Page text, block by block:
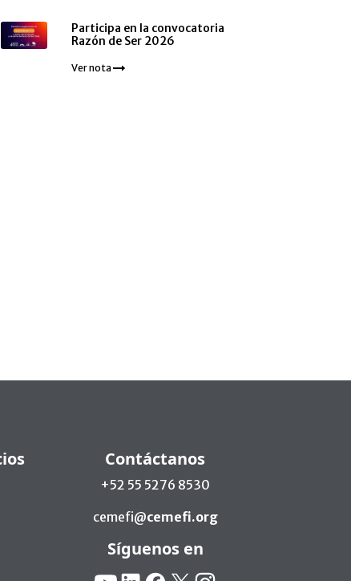
Participa en la convocatoria
Razón de Ser 2026
Ver nota
Contáctanos
+52 55 5276 8530
cemefi@cemefi.org
Síguenos en